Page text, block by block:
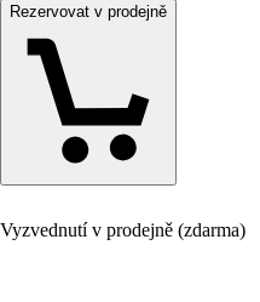
Rezervovat v prodejně
Vyzvednutí v prodejně (zdarma)